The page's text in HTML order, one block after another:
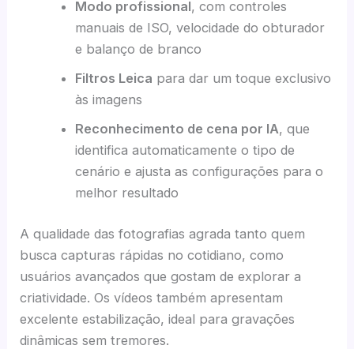
Modo profissional, com controles
manuais de ISO, velocidade do obturador
e balanço de branco
Filtros Leica para dar um toque exclusivo
às imagens
Reconhecimento de cena por IA, que
identifica automaticamente o tipo de
cenário e ajusta as configurações para o
melhor resultado
A qualidade das fotografias agrada tanto quem
busca capturas rápidas no cotidiano, como
usuários avançados que gostam de explorar a
criatividade. Os vídeos também apresentam
excelente estabilização, ideal para gravações
dinâmicas sem tremores.